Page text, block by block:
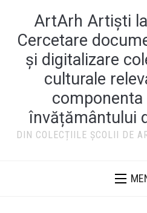
ArtArh Artiști
Cercetare
și digitalizare
culturale
învățământului
DIN COLECȚIILE ȘCOLII DE